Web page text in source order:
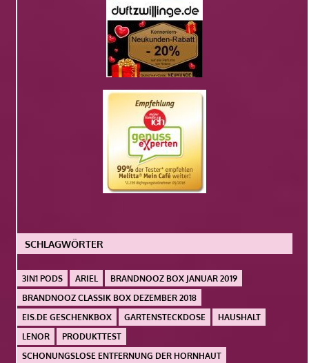
SCHLAGWÖRTER
3IN1 PODS ARIEL
BRANDNOOZ BOX JANUAR 2019
BRANDNOOZ CLASSIK BOX DEZEMBER 2018
EIS.DE GESCHENKBOX
GARTENSTECKDOSE
HAUSHALT
LENOR
PRODUKTTEST
SCHONUNGSLOSE ENTFERNUNG DER HORNHAUT